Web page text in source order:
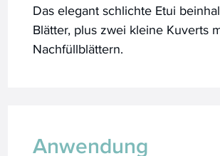
Das elegant schlichte Etui
Blätter, plus zwei kleine Kuverts
Nachfüllblättern.
Anwendung